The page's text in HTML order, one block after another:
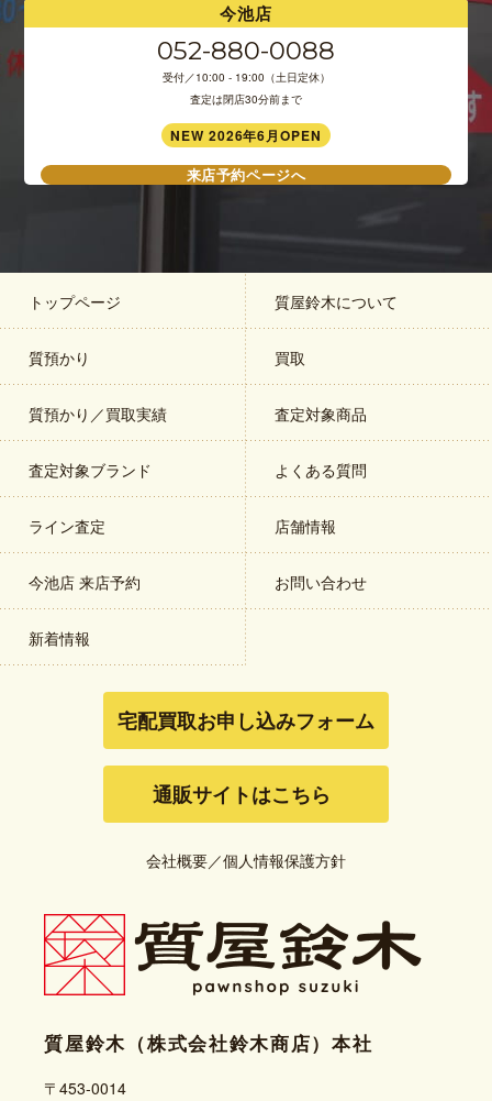
今池店
052-880-0088
受付／10:00 - 19:00（土日定休）
査定は閉店30分前まで
NEW 2026年6月OPEN
来店予約ページへ
トップページ 質屋鈴木について
質預かり 買取
質預かり／買取実績 査定対象商品
査定対象ブランド よくある質問
ライン査定 店舗情報
今池店 来店予約 お問い合わせ
新着情報
宅配買取お申し込みフォーム
通販サイトはこちら
会社概要／個人情報保護方針
質屋鈴木（株式会社鈴木商店）本社
〒453-0014